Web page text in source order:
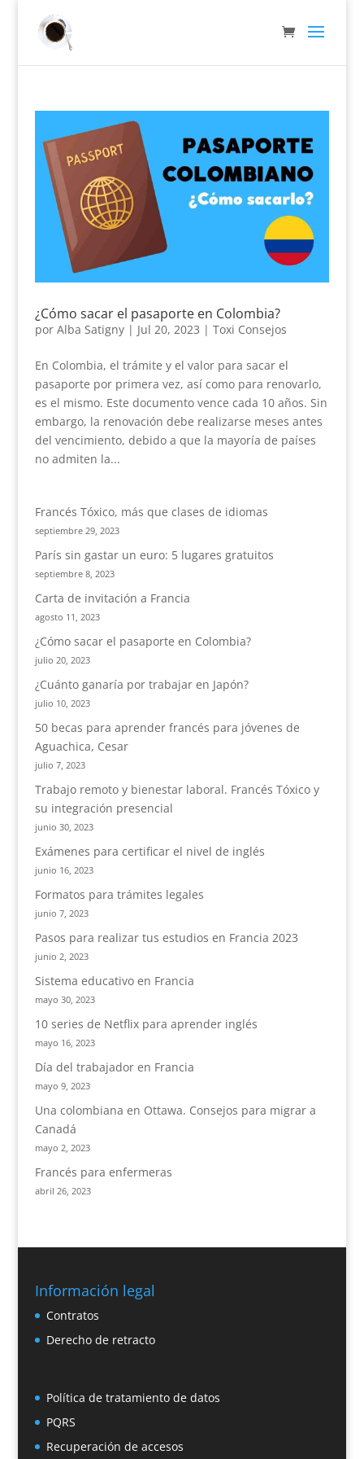
¿Cómo sacar el pasaporte en Colombia?
por Alba Satigny| Jul 20, 2023 | Toxi Consejos
En Colombia, el trámite y el valor para sacar el
pasaporte por primera vez, así como para renovarlo,
es el mismo. Este documento vence cada 10 años. Sin
embargo, la renovación debe realizarse meses antes
del vencimiento, debido a que la mayoría de países
no admiten la...
Francés Tóxico, más que clases de idiomas
septiembre 29, 2023
París sin gastar un euro: 5 lugares gratuitos
septiembre 8, 2023
Carta de invitación a Francia
agosto 11, 2023
¿Cómo sacar el pasaporte en Colombia?
julio 20, 2023
¿Cuánto ganaría por trabajar en Japón?
julio 10, 2023
50 becas para aprender francés para jóvenes de
Aguachica, Cesar
julio 7, 2023
Trabajo remoto y bienestar laboral. Francés Tóxico y
su integración presencial
junio 30, 2023
Exámenes para certificar el nivel de inglés
junio 16, 2023
Formatos para trámites legales
junio 7, 2023
Pasos para realizar tus estudios en Francia 2023
junio 2, 2023
Sistema educativo en Francia
mayo 30, 2023
10 series de Netflix para aprender inglés
mayo 16, 2023
Día del trabajador en Francia
mayo 9, 2023
Una colombiana en Ottawa. Consejos para migrar a
Canadá
mayo 2, 2023
Francés para enfermeras
abril 26, 2023
Información legal
Contratos
Derecho de retracto
Política de tratamiento de datos
PQRS
Recuperación de accesos